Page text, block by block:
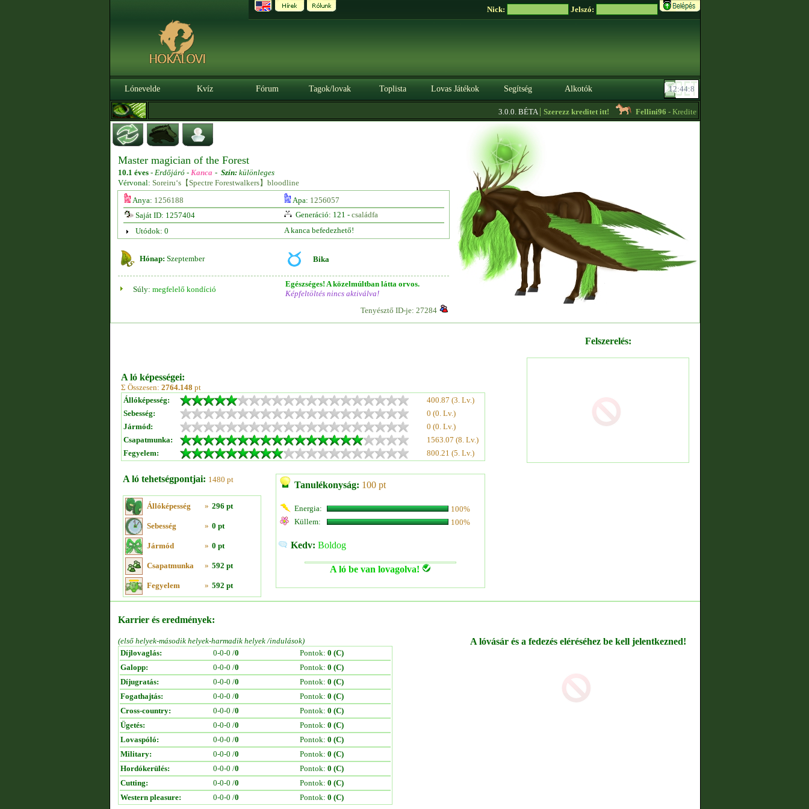
Nick: Jelszó:
Lónevelde Kvíz Fórum Tagok/lovak Toplista Lovas Játékok Segítség Alkotók
3.0.0. BÉTA|Szerezz kreditet itt! Fellini96- Kreditet vennék + lassú körös edzést
Master magician of the Forest
10.1 éves - Erdőjáró - Kanca - Szín: különleges
Vérvonal: Soreiru‘s【Spectre Forestwalkers】bloodline
Anya: 1256188 Apa: 1256057
Saját ID: 1257404
Generáció: 121 - családfa
Utódok: 0
A kanca befedezhető!
Hónap: Szeptember Bika
Súly: megfelelő kondíció
Egészséges! A közelmúltban látta orvos.
Képfeltöltés nincs aktiválva!
Tenyésztő ID-je: 27284
A ló képességei:
Σ Összesen: 2764.148 pt
Állóképesség:
400.87 (3. Lv.)
Sebesség:
0 (0. Lv.)
Jármód:
0 (0. Lv.)
Csapatmunka:
1563.07 (8. Lv.)
Fegyelem:
800.21 (5. Lv.)
A ló tehetségpontjai: 1480 pt
Állóképesség » 296 pt
Sebesség » 0 pt
Jármód » 0 pt
Csapatmunka » 592 pt
Fegyelem » 592 pt
Tanulékonyság: 100 pt
Energia:
100%
Küllem:
100%
Kedv: Boldog
A ló be van lovagolva!
Felszerelés:
Karrier és eredmények:
(első helyek-második helyek-harmadik helyek /indulások)
Díjlovaglás:
0-0-0 /0 Pontok: 0 (C)
Galopp:
0-0-0 /0 Pontok: 0 (C)
Díjugratás:
0-0-0 /0 Pontok: 0 (C)
Fogathajtás:
0-0-0 /0 Pontok: 0 (C)
Cross-country:
0-0-0 /0 Pontok: 0 (C)
Ügetés:
0-0-0 /0 Pontok: 0 (C)
Lovaspóló:
0-0-0 /0 Pontok: 0 (C)
Military:
0-0-0 /0 Pontok: 0 (C)
Hordókerülés:
0-0-0 /0 Pontok: 0 (C)
Cutting:
0-0-0 /0 Pontok: 0 (C)
Western pleasure:
0-0-0 /0 Pontok: 0 (C)
A lóvásár és a fedezés eléréséhez be kell jelentkezned!